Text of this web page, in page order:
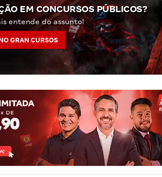
EM CONCURSOS PÚBLICOS?
entende do assunto!
GRAN CURSOS